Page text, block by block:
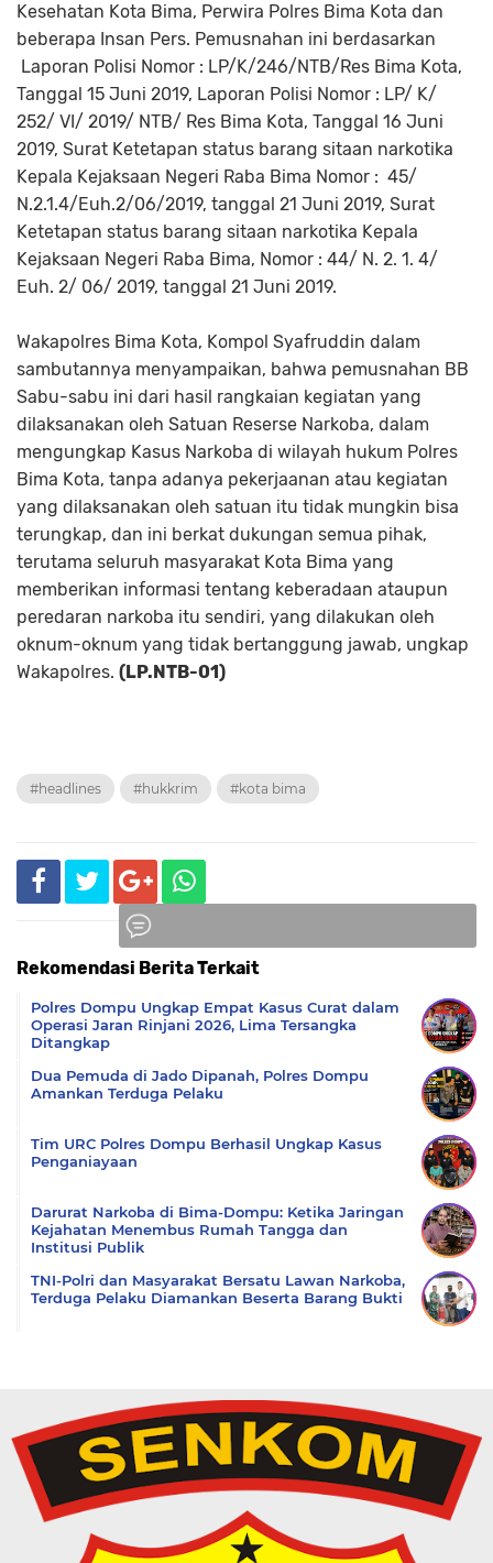
Kesehatan Kota Bima, Perwira Polres Bima Kota dan
beberapa Insan Pers. Pemusnahan ini berdasarkan
Laporan Polisi Nomor : LP/K/246/NTB/Res Bima Kota,
Tanggal 15 Juni 2019, Laporan Polisi Nomor : LP/ K/
252/ VI/ 2019/ NTB/ Res Bima Kota, Tanggal 16 Juni
2019, Surat Ketetapan status barang sitaan narkotika
Kepala Kejaksaan Negeri Raba Bima Nomor : 45/
N.2.1.4/Euh.2/06/2019, tanggal 21 Juni 2019, Surat
Ketetapan status barang sitaan narkotika Kepala
Kejaksaan Negeri Raba Bima, Nomor : 44/ N. 2. 1. 4/
Euh. 2/ 06/ 2019, tanggal 21 Juni 2019.
Wakapolres Bima Kota, Kompol Syafruddin dalam
sambutannya menyampaikan, bahwa pemusnahan BB
Sabu-sabu ini dari hasil rangkaian kegiatan yang
dilaksanakan oleh Satuan Reserse Narkoba, dalam
mengungkap Kasus Narkoba di wilayah hukum Polres
Bima Kota, tanpa adanya pekerjaanan atau kegiatan
yang dilaksanakan oleh satuan itu tidak mungkin bisa
terungkap, dan ini berkat dukungan semua pihak,
terutama seluruh masyarakat Kota Bima yang
memberikan informasi tentang keberadaan ataupun
peredaran narkoba itu sendiri, yang dilakukan oleh
oknum-oknum yang tidak bertanggung jawab, ungkap
Wakapolres. (LP.NTB-01)
#headlines #hukkrim #kota bima
Rekomendasi Berita Terkait
Polres Dompu Ungkap Empat Kasus Curat dalam
Operasi Jaran Rinjani 2026, Lima Tersangka
Ditangkap
Dua Pemuda di Jado Dipanah, Polres Dompu
Amankan Terduga Pelaku
Tim URC Polres Dompu Berhasil Ungkap Kasus
Penganiayaan
Darurat Narkoba di Bima-Dompu: Ketika Jaringan
Kejahatan Menembus Rumah Tangga dan
Institusi Publik
TNI-Polri dan Masyarakat Bersatu Lawan Narkoba,
Terduga Pelaku Diamankan Beserta Barang Bukti